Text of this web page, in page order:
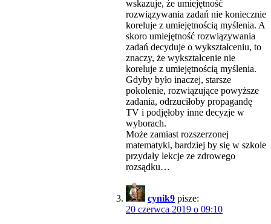
wskazuje, że umiejętność
rozwiązywania zadań nie koniecznie
koreluje z umiejętnością myślenia. A
skoro umiejętność rozwiązywania
zadań decyduje o wykształceniu, to
znaczy, że wykształcenie nie
koreluje z umiejętnością myślenia.
Gdyby było inaczej, starsze
pokolenie, rozwiązujące powyższe
zadania, odrzuciłoby propagandę
TV i podjęłoby inne decyzje w
wyborach.
Może zamiast rozszerzonej
matematyki, bardziej by się w szkole
przydały lekcje ze zdrowego
rozsądku…
cynik9 pisze:
20 czerwca 2019 o 09:10